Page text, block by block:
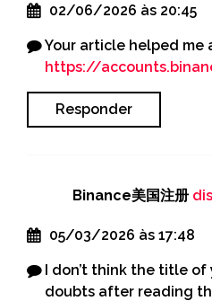
02/06/2026 às 20:45
Your article helped me
https://
Responder
Binance美国注册
05/03/2026 às 17:48
I don’t think the title
doubts after reading